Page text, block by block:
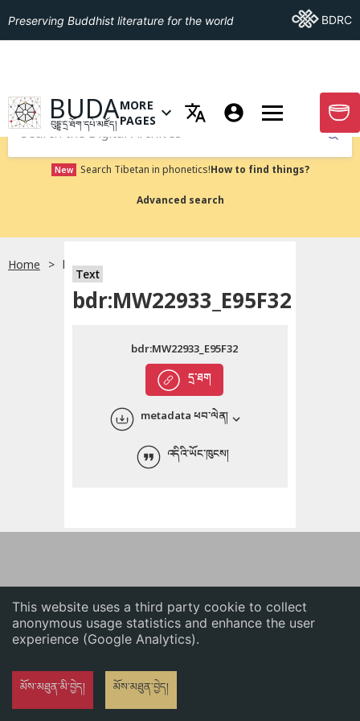
This website uses a third party cookie to collect
anonymous usage statistics and enhance the user
experience (Google Analytics).
མོས་མཐུན་མི་བྱེད། མོས་མཐུན་བྱེད།
English
ភាសាខ្មែរ
Preserving Buddhist literature for the world Go ToBDRC
GO TO HOMEPAGE
BUDA
བུདྡྷ་དྲ་ཐོག་དཔེ་མཛོད།
OPEN MENU OF MORE PAGES
MORE
PAGES
GO
Submit
New Search Tibetan in phonetics!How to find things?
Advanced search
Home bdr:MW22933_E95F32
Text
bdr:MW22933_E95F32
དྲ་ཐག
bdr:MW22933_E95F32
metadata ཕབ་ལེན།
འདིའི་ཡོང་ཁུངས།